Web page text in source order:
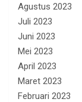
Agustus 2023
Juli 2023
Juni 2023
Mei 2023
April 2023
Maret 2023
Februari 2023